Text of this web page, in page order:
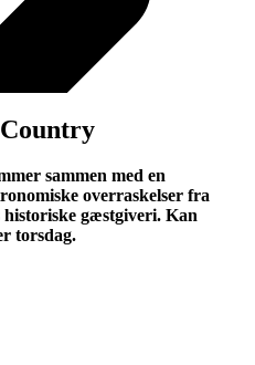
sammen med en
overraskelser fra
historiske gæstgiveri. Kan
torsdag.